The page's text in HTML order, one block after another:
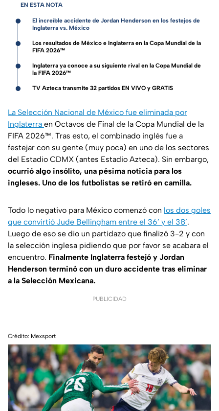
EN ESTA NOTA
El increíble accidente de Jordan Henderson en los festejos de
Inglaterra vs. México
Los resultados de México e Inglaterra en la Copa Mundial de la
FIFA 2026™
Inglaterra ya conoce a su siguiente rival en la Copa Mundial de
la FIFA 2026™
TV Azteca transmite 32 partidos EN VIVO y GRATIS
La Selección Nacional de México fue eliminada por
Inglaterra en Octavos de Final de la Copa Mundial de la
FIFA 2026™. Tras esto, el combinado inglés fue a
festejar con su gente (muy poca) en uno de los sectores
del Estadio CDMX (antes Estadio Azteca). Sin embargo,
ocurrió algo insólito, una pésima noticia para los
ingleses. Uno de los futbolistas se retiró en camilla.
Todo lo negativo para México comenzó con los dos goles
que convirtió Jude Bellingham entre el 36’ y el 38’.
Luego de eso se dio un partidazo que finalizó 3-2 y con
la selección inglesa pidiendo que por favor se acabara el
encuentro. Finalmente Inglaterra festejó y Jordan
Henderson terminó con un duro accidente tras eliminar
a la Selección Mexicana.
PUBLICIDAD
Crédito: Mexsport